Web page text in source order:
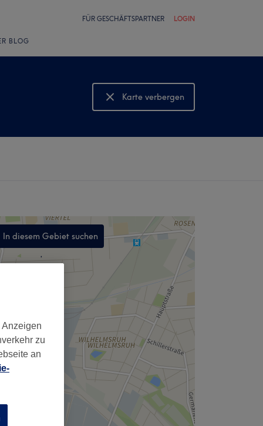
FÜR GESCHÄFTSPARTNER LOGIN
BLOG
Karte verbergen
Karte anzeigen
In diesem Gebiet suchen
,
zu
an